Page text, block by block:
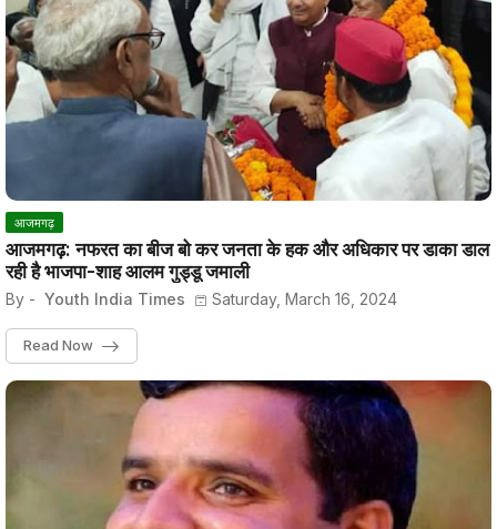
आजमगढ़
आजमगढ़: नफरत का बीज बो कर जनता के हक और अधिकार पर डाका डाल
रही है भाजपा-शाह आलम गुड्डू जमाली
By - Youth India Times Saturday, March 16, 2024
Read Now